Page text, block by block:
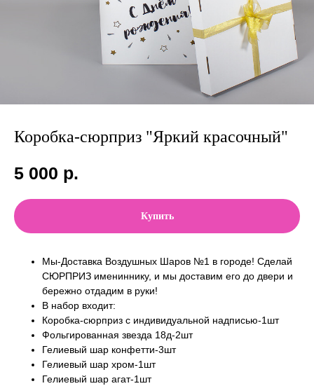
Коробка-сюрприз "Яркий красочный"
5 000 р.
Купить
Мы-Доставка Воздушных Шаров №1 в городе! Сделай
СЮРПРИЗ имениннику, и мы доставим его до двери и
бережно отдадим в руки!
В набор входит:
Коробка-сюрприз с индивидуальной надписью-1шт
Фольгированная звезда 18д-2шт
Гелиевый шар конфетти-3шт
Гелиевый шар хром-1шт
Гелиевый шар агат-1шт